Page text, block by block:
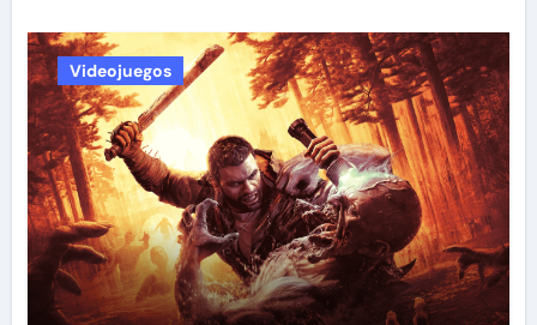
Videojuegos